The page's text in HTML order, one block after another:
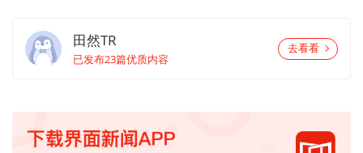
田然TR
已发布23篇优质内容
去看看